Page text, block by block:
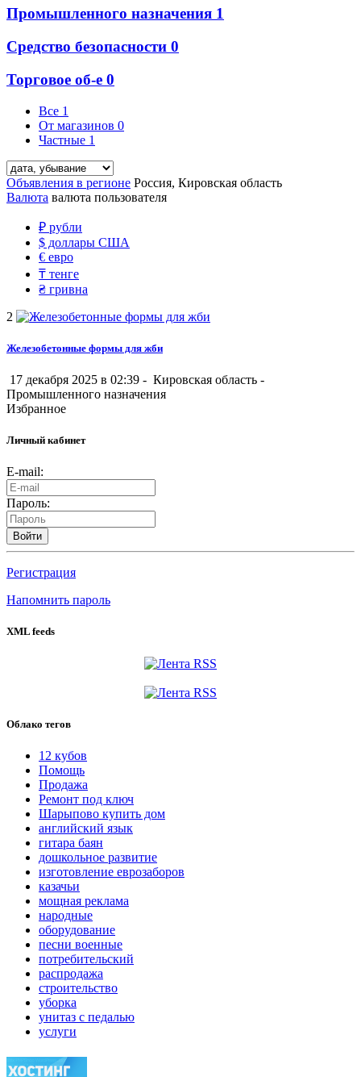
Промышленного назначения 1
Средство безопасности 0
Торговое об-е 0
Все 1
От магазинов 0
Частные 1
Объявления в регионе Россия, Кировская область
Валюта валюта пользователя
₽ рубли
$ доллары США
€ евро
₸ тенге
₴ гривна
2
Железобетонные формы для жби
17 декабря 2025 в 02:39 - Кировская область -
Промышленного назначения
Избранное
Личный кабинет
E-mail:
Пароль:
Войти
Регистрация
Напомнить пароль
XML feeds
Облако тегов
12 кубов
Помощь
Продажа
Ремонт под ключ
Шарыпово купить дом
английский язык
гитара баян
дошкольное развитие
изготовление еврозаборов
казачьи
мощная реклама
народные
оборудование
песни военные
потребительский
распродажа
строительство
уборка
унитаз с педалью
услуги